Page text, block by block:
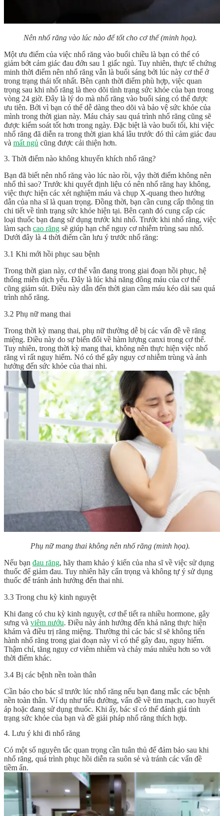
Nên nhổ răng vào lúc nào để tốt cho cơ thể (minh họa).
Một ưu điểm của việc nhổ răng vào buổi chiều là bạn có thể có
giảm bớt cảm giác đau đớn sau 1 giấc ngủ. Tuy nhiên, thực tế chứng
minh thời điểm nên nhổ răng vẫn là buổi sáng bởi lúc này cơ thể ở
trong trạng thái tốt nhất. Bên cạnh thời điểm phù hợp, việc quan
trọng sau khi nhổ răng là theo dõi tình trạng sức khỏe của bạn trong
vòng 24 giờ. Đây là lý do mà nhổ răng vào buổi sáng có thể được
ưu tiên. Bởi vì bạn có thể dễ dàng theo dõi và bảo vệ sức khỏe của
mình trong thời gian này. Máu chảy sau quá trình nhổ răng cũng sẽ
được kiểm soát tốt hơn trong ngày. Đặc biệt là vào buổi tối, khi việc
nhổ răng đã diễn ra trong thời gian khá lâu trước đó thì cảm giác đau
và mất ngủ cũng được cải thiện hơn.
3. Thời điểm nào không khuyến khích nhổ răng?
Bạn đã biết nên nhổ răng vào lúc nào rồi, vậy thời điểm không nên
nhổ thì sao? Trước khi quyết định liệu có nên nhổ răng hay không,
việc thực hiện các xét nghiệm máu và chụp X-quang theo hướng
dẫn của nha sĩ là quan trọng. Đồng thời, bạn cần cung cấp thông tin
chi tiết về tình trạng sức khỏe hiện tại. Bên cạnh đó cung cấp các
loại thuốc bạn đang sử dụng trước khi nhổ. Trước khi nhổ răng, việc
làm sạch cao răng sẽ giúp hạn chế nguy cơ nhiễm trùng sau nhổ.
Dưới đây là 4 thời điểm cần lưu ý trước nhổ răng:
3.1 Khi mới hồi phục sau bệnh
Trong thời gian này, cơ thể vẫn đang trong giai đoạn hồi phục, hệ
thống miễn dịch yếu. Đây là lúc khả năng đông máu của cơ thể
cũng giảm sút. Điều này dẫn đến thời gian cầm máu kéo dài sau quá
trình nhổ răng.
3.2 Phụ nữ mang thai
Trong thời kỳ mang thai, phụ nữ thường dễ bị các vấn đề về răng
miệng. Điều này do sự biến đổi về hàm lượng canxi trong cơ thể.
Tuy nhiên, trong thời kỳ mang thai, không nên thực hiện việc nhổ
răng vì rất nguy hiểm. Nó có thể gây nguy cơ nhiễm trùng và ảnh
hưởng đến sức khỏe của thai nhi.
Phụ nữ mang thai không nên nhổ răng (minh họa).
Nếu bạn đau răng, hãy tham khảo ý kiến của nha sĩ về việc sử dụng
thuốc để giảm đau. Tuy nhiên hãy cẩn trọng và không tự ý sử dụng
thuốc để tránh ảnh hưởng đến thai nhi.
3.3 Trong chu kỳ kinh nguyệt
Khi đang có chu kỳ kinh nguyệt, cơ thể tiết ra nhiều hormone, gây
sưng và viêm nướu. Điều này ảnh hưởng đến khả năng thực hiện
khám và điều trị răng miệng. Thường thì các bác sĩ sẽ không tiến
hành nhổ răng trong giai đoạn này vì có thể gây đau, nguy hiểm.
Thậm chí, tăng nguy cơ viêm nhiễm và chảy máu nhiều hơn so với
thời điểm khác.
3.4 Bị các bệnh nền toàn thân
Cần báo cho bác sĩ trước lúc nhổ răng nếu bạn đang mắc các bệnh
nền toàn thân. Ví dụ như tiểu đường, vấn đề về tim mạch, cao huyết
áp hoặc đang sử dụng thuốc. Khi ấy, bác sĩ có thể đánh giá tình
trạng sức khỏe của bạn và đề giải pháp nhổ răng thích hợp.
4. Lưu ý khi đi nhổ răng
Có một số nguyên tắc quan trọng cần tuân thủ để đảm bảo sau khi
nhổ răng, quá trình phục hồi diễn ra suôn sẻ và tránh các vấn đề
tiềm ẩn.